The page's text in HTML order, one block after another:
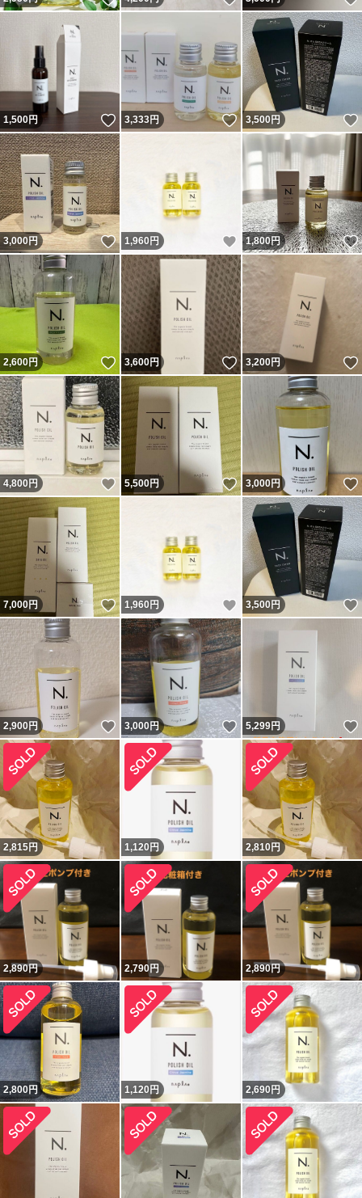
1,500円 いいね！
3,333円 いいね！
3,500円
3,000円 いいね！
1,960 円 いいね！
1,800円
2,600円 いいね！
3,600円 いいね！
3,200円
4,800円 いいね！
5,500円 いいね！
3,000円
7,000円 いいね！
1,960 円 いいね！
3,500円
2,900円 いいね！
3,000円 いいね！
5,299円
2,815円 1,120 円 2,810円
2,890円 2,790円 2,890円
2,800円 1,120 円 2,690円